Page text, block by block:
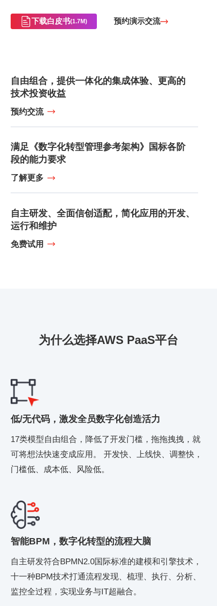
下载白皮书(1.7M) 预约演示交流
自由组合，提供一体化的集成体验、更高的
技术投资收益
预约交流
满足《数字化转型管理参考架构》国标各阶
段的能力要求
了解更多
自主研发、全面信创适配，简化应用的开发、
运行和维护
免费试用
为什么选择AWS PaaS平台
低/无代码，激发全员数字化创造活力
17类模型自由组合，降低了开发门槛，拖拖拽拽，就
可将想法快速变成应用。 开发快、上线快、调整快，
门槛低、成本低、风险低。
智能BPM，数字化转型的流程大脑
自主研发符合BPMN2.0国际标准的建模和引擎技术，
十一种BPM技术打通流程发现、梳理、执行、分析、
监控全过程，实现业务与IT超融合。